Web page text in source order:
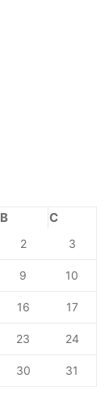
B C
2 3
9 10
16 17
23 24
30 31